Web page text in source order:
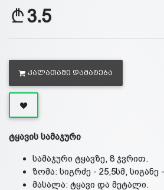
3.5
ᲙᲐᲚᲐᲗᲐᲨᲘ ᲓᲐᲛᲐᲢᲔᲑᲐ
ტყავის სამაჯური
სამაჯური ტყავზე, 8 ჯვრით.
ზომა: სიგრძე - 25,5სმ, სიგანე
მასალა: ტყავი და მეტალი.